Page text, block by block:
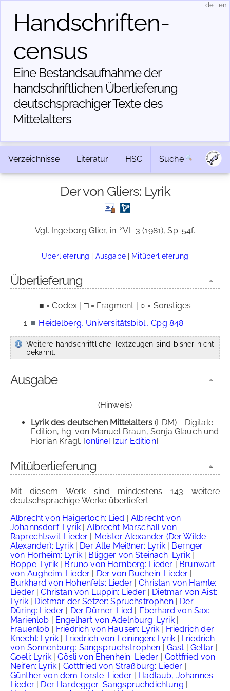
Handschriften­
census
Eine Bestandsaufnahme der
handschriftlichen Über­lieferung
deutschsprachiger Texte des
Mittelalters
de en
Verzeichnisse Literatur HSC Suche
Der von Gliers: Lyrik
Vgl. Ingeborg Glier, in:2VL 3 (1981), Sp. 54f.
Überlieferung | Ausgabe| Mitüberlieferung
Überlieferung
■ = Codex | □ = Fragment | ○ = Sonstiges
■ Heidelberg, Universitätsbibl., Cpg 848
Weitere handschriftliche Textzeugen sind bisher nicht
bekannt.
Ausgabe
(Hinweis)
Lyrik des deutschen Mittelalters (LDM) - Digitale
Edition, hg. von Manuel Braun, Sonja Glauch und
Florian Kragl. [online] [zur Edition]
Mitüberlieferung
Mit diesem Werk sind mindestens 143 weitere
deutschsprachige Werke überliefert.
Albrecht von Haigerloch: Lied |Albrecht von
Johannsdorf: Lyrik|Albrecht Marschall von
Raprechtswil: Lieder | Meister Alexander (Der Wilde
Alexander): Lyrik| Der Alte Meißner: Lyrik| Bernger
von Horheim: Lyrik| Bligger von Steinach: Lyrik|
Boppe: Lyrik| Bruno von Hornberg: Lieder | Brunwart
von Augheim: Lieder | Der von Buchein: Lieder |
Burkhard von Hohenfels: Lieder|Christan von Hamle:
Lieder|Christan von Luppin: Lieder| Dietmar von Aist:
Lyrik| Dietmar der Setzer: Spruchstrophen| Der
Düring: Lieder | Der Dürner: Lied | Eberhard von Sax:
Marienlob | Engelhart von Adelnburg: Lyrik|
Frauenlob | Friedrich von Hausen: Lyrik | Friedrich der
Knecht: Lyrik | Friedrich von Leiningen: Lyrik | Friedrich
von Sonnenburg: Sangspruchstrophen | Gast |Geltar |
Goeli: Lyrik|Gösli von Ehenhein: Lieder |Gottfried von
Neifen: Lyrik | Gottfried von Straßburg: Lieder |
Günther von dem Forste: Lieder| Hadlaub, Johannes:
Lieder| Der Hardegger: Sangspruchdichtung |